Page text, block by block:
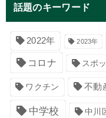
話題のキーワード
2022年 2023年
コロナ スポ
ワクチン 不動
中学校 中川